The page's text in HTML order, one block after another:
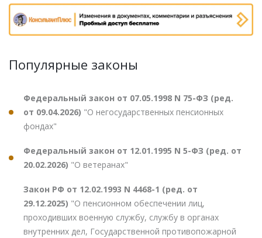
Популярные законы
Федеральный закон от 07.05.1998 N 75-ФЗ (ред.
от 09.04.2026) "О негосударственных пенсионных
фондах"
Федеральный закон от 12.01.1995 N 5-ФЗ (ред. от
20.02.2026) "О ветеранах"
Закон РФ от 12.02.1993 N 4468-1 (ред. от
29.12.2025) "О пенсионном обеспечении лиц,
проходивших военную службу, службу в органах
внутренних дел, Государственной противопожарной